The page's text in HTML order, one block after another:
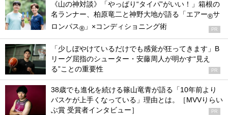
《山の神対談》「やっぱり“タイパ”がいい！」箱根の
名ランナー、柏原竜二と神野大地が語る「エアー®サ
ロンパス® 」×コンディショニング術 PR
「少しぼやけているだけでも感覚が狂ってきます」B
リーグ屈指のシューター・安藤周人が明かす“見え
る”ことの重要性
PR
38歳でも進化を続ける篠山竜青が語る「10年前より
バスケが上手くなっている」理由とは。［MVVりらい
ぶ賞 受賞者インタビュー］
PR